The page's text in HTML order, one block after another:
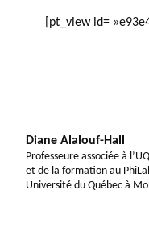
[pt_view id=
Diane Alalouf-Hall
Professeure associée à
et de la formation au
Université du Québec à